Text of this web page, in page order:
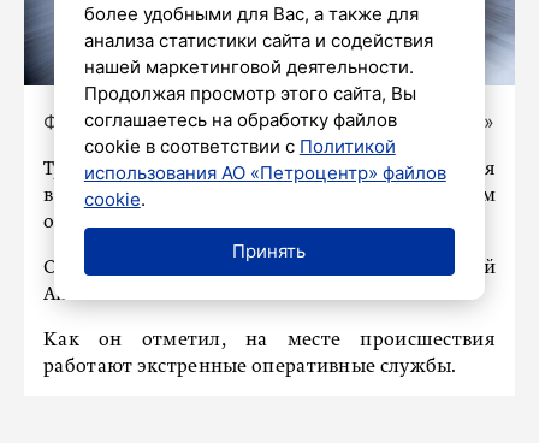
Фото: Олег Золото / «Петербургский дневник»
Три человека погибли и семь получили ранения
в результате вражеского удара по нежилым
объектам в Симферополе.
Об этом заявил глава Республики Крым Сергей
Аксенов.
Как он отметил, на месте происшествия
работают экстренные оперативные службы.
более удобными для Вас, а также для
анализа статистики сайта и содействия
нашей маркетинговой деятельности.
Продолжая просмотр этого сайта, Вы
соглашаетесь на обработку файлов
cookie в соответствии с Политикой
использования АО «Петроцентр» файлов
cookie.
Принять